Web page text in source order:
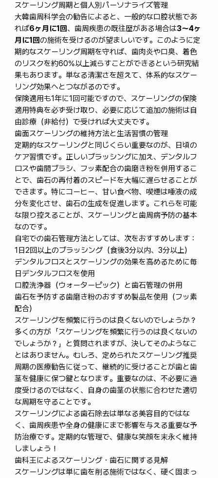
スケーリング周期と個人別パーソナライズ管理
大韓歯周科学会の勧告によると、一般的な口腔状態であ
れば6ヶ月に1回、歯周疾患の既往歴がある場合は3〜4ヶ
月に1回の施術を受けるのが望ましいです。このように定
期的なスケーリング周期を守れば、歯肉炎や口臭、着色
のリスクを約60%以上減らすことができるという研究結
果もあります。単なる清潔さを超えて、体系的なスケー
リング効果へとつながるのです。
保険適用も1年に1回可能ですので、スケーリングの保険
適用特典を必ず受け取り、必要に応じて追加の施術は自
由診療（非給付）で受ければ大丈夫です。
歯面スケーリングの維持方法と生活習慣の管理
定期的なスケーリングと同じくらい重要なのが、日頃の
ケア習慣です。正しいブラッシングに加え、デンタルフ
ロスや歯間ブラシ、フッ素配合の歯磨き粉を併用するこ
とで、歯石の再付着のスピードを大幅に遅らせることが
できます。特にコーヒー、甘い食べ物、喫煙は唾液の成
分を変化させ、歯石の生成を促進します。これらを可能
な限り控えることが、スケーリングと歯周病予防の基本
なのです。
自宅での歯石管理方法としては、次をおすすめします：
1日2回以上のブラッシング（食後3分以内、3分以上）
デンタルフロスとスケーリングの効果を高めるために毎
日デンタルフロスを使用
口腔洗浄器（ウォーターピック）と歯石管理の併用
歯石を予防する歯磨き粉のおすすめ製品を使用（フッ素
配合）
スケーリングを頻繁に行うのは良くないのでしょうか？
多くの方が「スケーリングを頻繁に行うのは良くないの
でしょうか？」と質問されますが、決してそのようなこ
とはありません。むしろ、定められたスケーリング推奨
周期の医療勧告に従って、継続的に受けることが歯と歯
茎を健康に保つ鍵となります。重要なのは、不必要に過
度受けるのではなく、自身の歯茎の状態に合わせた適切
な周期を守ることです。
スケーリングによる歯石除去は単なる美容目的ではな
く、歯周疾患や全身の健康にまで影響を与える重要な予
防治療です。定期的な管理で、健康な笑顔を末永く維持
しましょう！
歯科王によるスケーリング・歯石に関する見解
スケーリングは単に歯を削る施術ではなく、硬く固まっ